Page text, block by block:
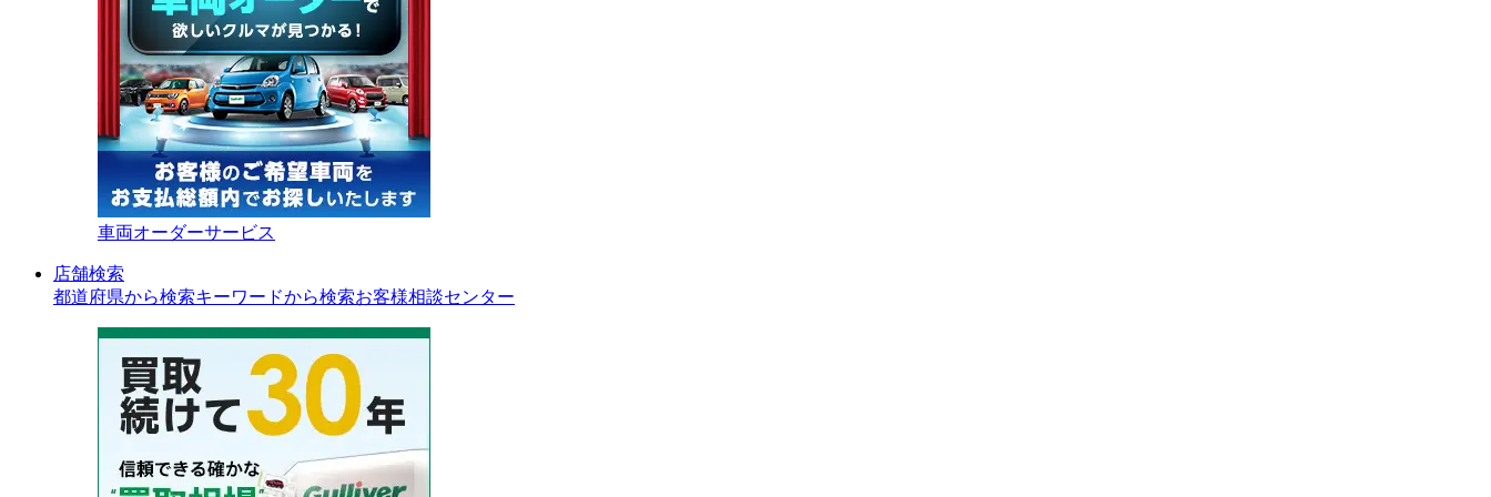
車両オーダーサービス
店舗検索
都道府県から検索キーワードから検索お客様相談センター